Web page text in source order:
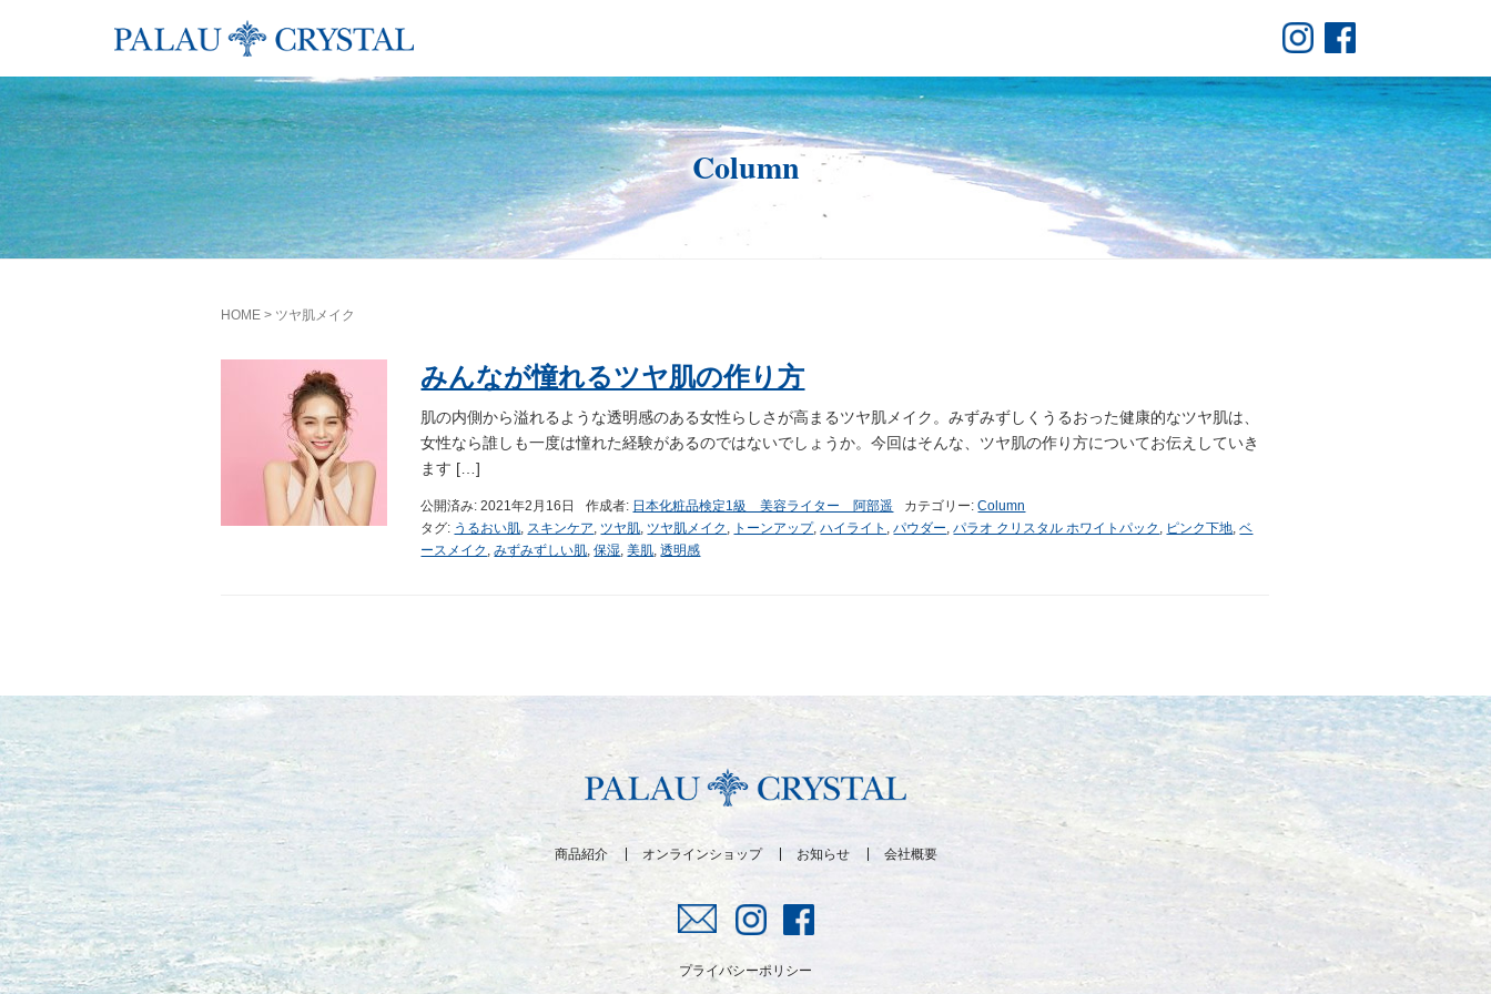
Column
HOME > ツヤ肌メイク
みんなが憧れるツヤ肌の作り方
肌の内側から溢れるような透明感のある女性らしさが高まるツヤ肌メイク。みずみずしくうるおった健康的なツヤ肌は、
女性なら誰しも一度は憧れた経験があるのではないでしょうか。今回はそんな、ツヤ肌の作り方についてお伝えしていき
ます […]
公開済み: 2021年2月16日 作成者: 日本化粧品検定1級 美容ライター 阿部遥 カテゴリー:Column
タグ: うるおい肌 スキンケア ツヤ肌 ツヤ肌メイク トーンアップ,ハイライト ,パウダー ,パラオ クリスタル ホワイトパック ピンク下地 ,ベ
ースメイク ,みずみずしい肌 ,保湿 ,美肌 ,透明感
商品紹介 オンラインショップ お知らせ 会社概要
プライバシーポリシー